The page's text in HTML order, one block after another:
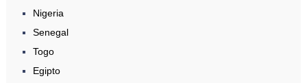
Nigeria
Senegal
Togo
Egipto